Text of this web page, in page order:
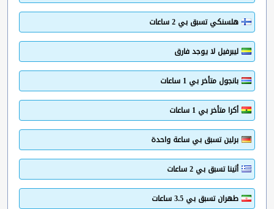
هلسنكي تسبق بي 2 ساعات
ليبرفيل لا يوجد فارق
بانجول متأخر بي 1 ساعات
أكرا متأخر بي 1 ساعات
برلين تسبق بي ساعة واحدة
أثينا تسبق بي 2 ساعات
طهران تسبق بي 3.5 ساعات